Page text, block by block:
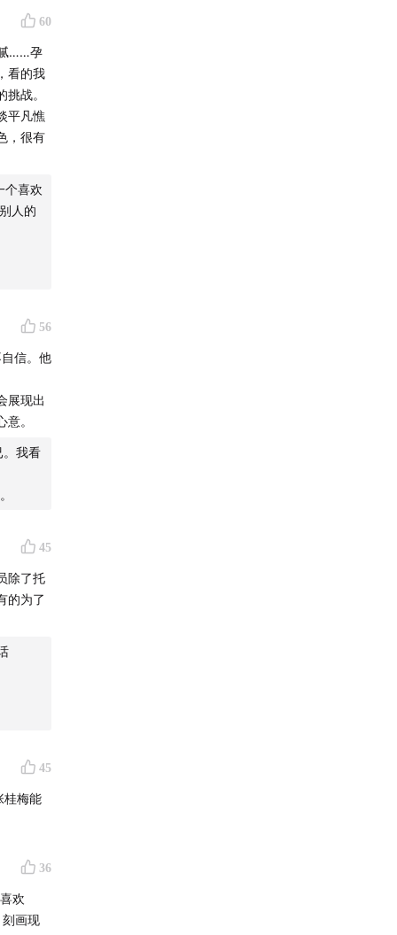
作请
60
腻……孕
看的我
战。
平凡憔
，很有
个喜欢
人的
56
信。他
展现出
。
。我看
45
除了托
的为了
45
桂梅能
36
欢
刻画现